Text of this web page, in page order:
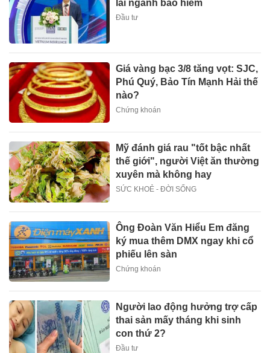
lai ngành bảo hiểm
Đầu tư
Giá vàng bạc 3/8 tăng vọt: SJC,
Phú Quý, Bảo Tín Mạnh Hải thế
nào?
Chứng khoán
Mỹ đánh giá rau "tốt bậc nhất
thế giới", người Việt ăn thường
xuyên mà không hay
SỨC KHOẺ - ĐỜI SỐNG
Ông Đoàn Văn Hiểu Em đăng
ký mua thêm DMX ngay khi cổ
phiếu lên sàn
Chứng khoán
Người lao động hưởng trợ cấp
thai sản mấy tháng khi sinh
con thứ 2?
Đầu tư